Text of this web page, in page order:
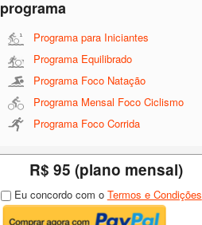
programa
Programa para Iniciantes
Programa Equilibrado
Programa Foco Natação
Programa Mensal Foco Ciclismo
Programa Foco Corrida
R$ 95 (plano mensal)
Eu concordo com o Termos e Condições